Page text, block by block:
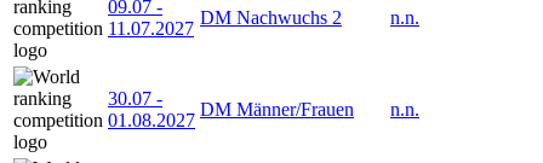
09.07 -
11.07.2027
DM Nachwuchs 2 n.n.
30.07 -
01.08.2027
DM Männer/Frauen n.n.